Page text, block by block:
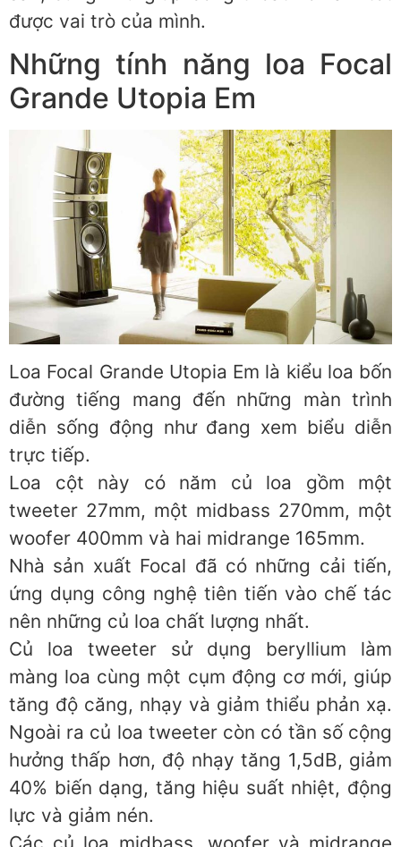
được vai trò của mình.
Những tính năng loa Focal
Grande Utopia Em
Loa Focal Grande Utopia Em là kiểu loa bốn
đường tiếng mang đến những màn trình
diễn sống động như đang xem biểu diễn
trực tiếp.
Loa cột này có năm củ loa gồm một
tweeter 27mm, một midbass 270mm, một
woofer 400mm và hai midrange 165mm.
Nhà sản xuất Focal đã có những cải tiến,
ứng dụng công nghệ tiên tiến vào chế tác
nên những củ loa chất lượng nhất.
Củ loa tweeter sử dụng beryllium làm
màng loa cùng một cụm động cơ mới, giúp
tăng độ căng, nhạy và giảm thiểu phản xạ.
Ngoài ra củ loa tweeter còn có tần số cộng
hưởng thấp hơn, độ nhạy tăng 1,5dB, giảm
40% biến dạng, tăng hiệu suất nhiệt, động
lực và giảm nén.